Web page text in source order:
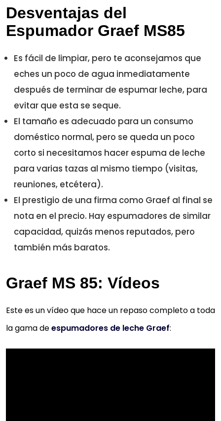
Desventajas del
Espumador Graef MS85
Es fácil de limpiar, pero te aconsejamos que
eches un poco de agua inmediatamente
después de terminar de espumar leche, para
evitar que esta se seque.
El tamaño es adecuado para un consumo
doméstico normal, pero se queda un poco
corto si necesitamos hacer espuma de leche
para varias tazas al mismo tiempo (visitas,
reuniones, etcétera).
El prestigio de una firma como Graef al final se
nota en el precio. Hay espumadores de similar
capacidad, quizás menos reputados, pero
también más baratos.
Graef MS 85: Vídeos
Este es un vídeo que hace un repaso completo a toda
la gama deespumadores de leche Graef: